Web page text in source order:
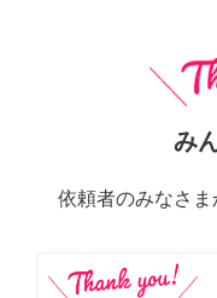
み
依頼者のみなさ